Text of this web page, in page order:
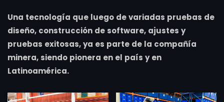
Una tecnología que luego de variadas pruebas de
diseño, construcción de software, ajustes y
pruebas exitosas, ya es parte de la compañía
minera, siendo pionera en el país y en
Latinoamérica.